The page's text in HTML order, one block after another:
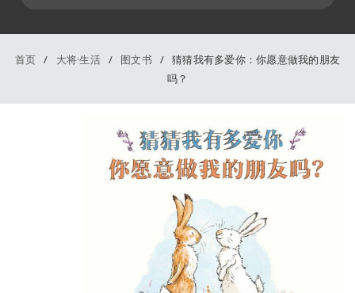
首页 / 大将·生活 / 图文书 / 猜猜我有多爱你：你愿意做我的朋友
吗？